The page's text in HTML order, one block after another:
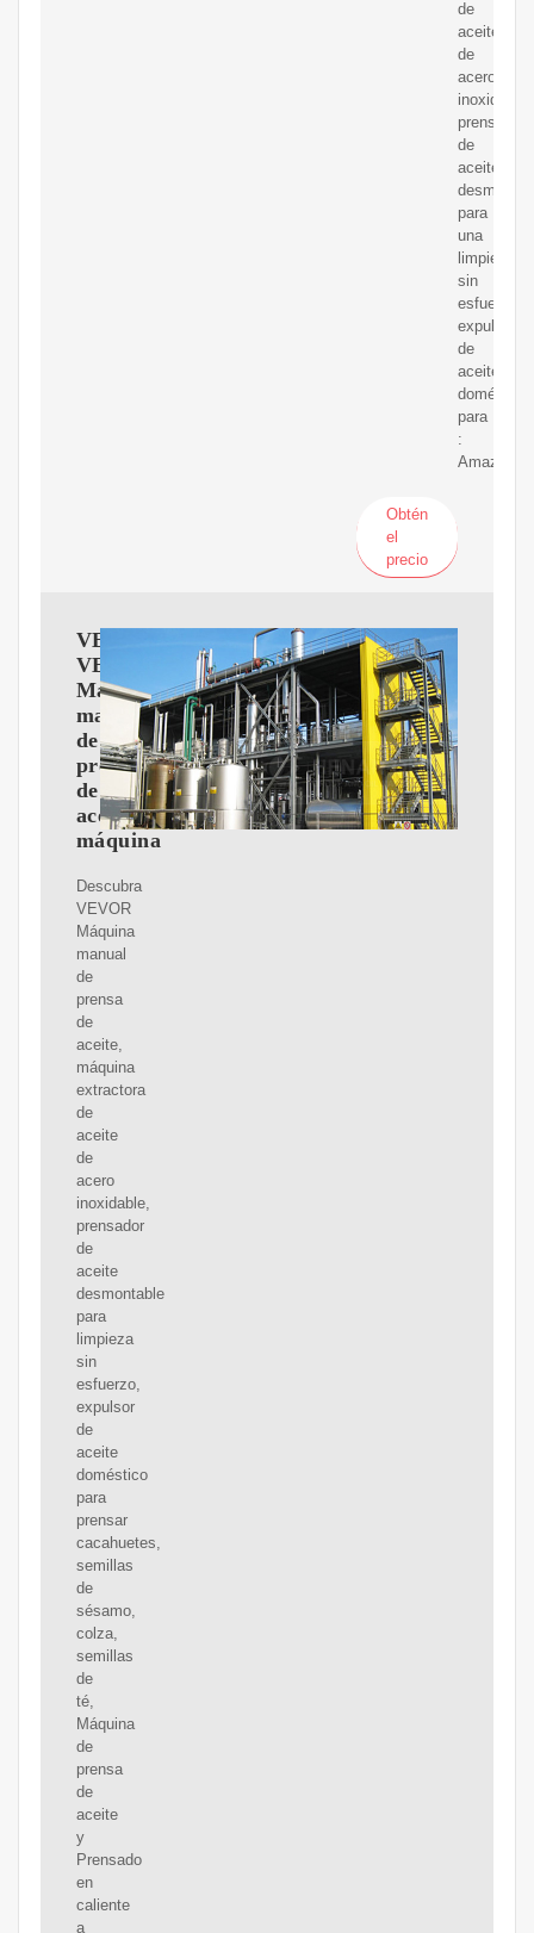
de
aceite
de
acero
inoxidable,
prensador
de
aceite
para
una
limpieza
sin
esfuerzo,
expulsor
de
aceite
doméstico
para
:
Obtén
el
precio
VEVOR
VEVOR
Máquina
manual
de
prensa
de
aceite,
máquina
Descubra
VEVOR
Máquina
manual
de
prensa
de
aceite,
máquina
extractora
de
aceite
de
acero
inoxidable,
prensador
de
aceite
desmontable
para
limpieza
sin
esfuerzo,
expulsor
de
aceite
doméstico
para
prensar
cacahuetes,
semillas
de
sésamo,
colza,
semillas
de
té,
Máquina
de
prensa
de
aceite
y
Prensado
en
caliente
a